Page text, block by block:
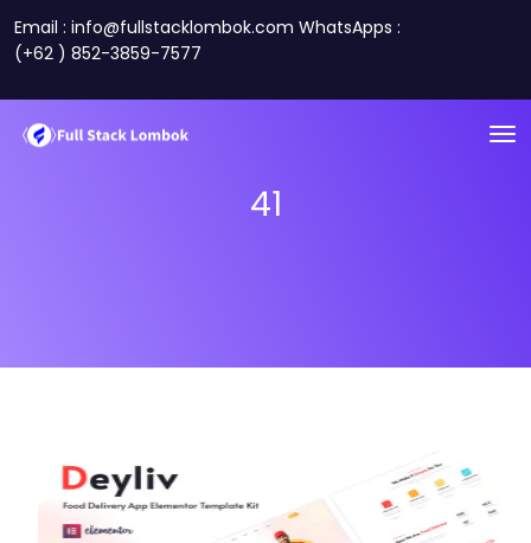
Email : info@fullstacklombok.com WhatsApps :
(+62 ) 852-3859-7577
41